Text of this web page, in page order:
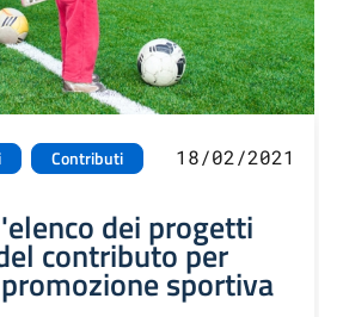
Contributi 18/02/2021
dei progetti
contributo per
sportiva